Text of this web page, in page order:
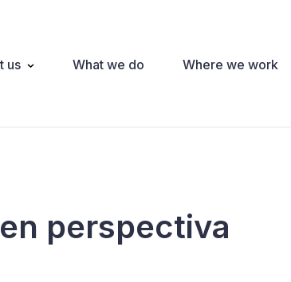
us What we do Where we work
perspectiva